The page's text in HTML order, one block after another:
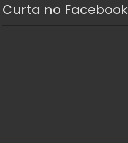
Curta no Facebook